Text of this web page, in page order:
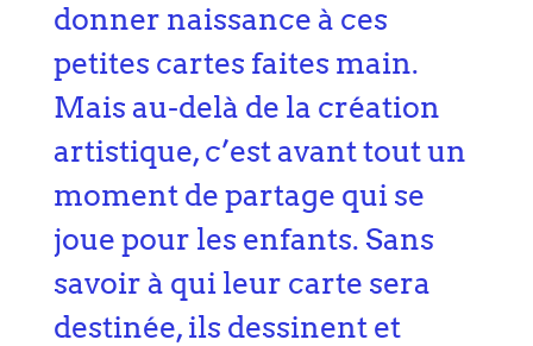
donner naissance à ces
petites cartes faites main.
Mais au-delà de la création
artistique, c’est avant tout un
moment de partage qui se
joue pour les enfants. Sans
savoir à qui leur carte sera
destinée, ils dessinent et